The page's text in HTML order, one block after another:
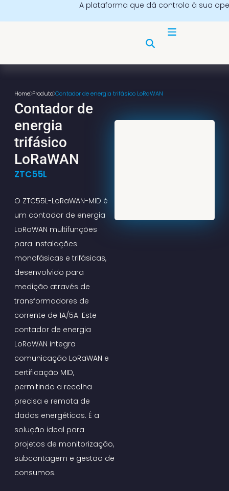
A plataforma que dá controlo à sua
Home Produto Contador de energia trifásico LoRaWAN
Contador de
energia
trifásico
LoRaWAN
ZTC55L
O ZTC55L-LoRaWAN-MID é
um contador de energia
LoRaWAN multifunções
para instalações
monofásicas e trifásicas,
desenvolvido para
medição através de
transformadores de
corrente de 1A/5A. Este
contador de energia
LoRaWAN integra
comunicação LoRaWAN e
certificação MID,
permitindo a recolha
precisa e remota de
dados energéticos. É a
solução ideal para
projetos de monitorização,
subcontagem e gestão de
consumos.